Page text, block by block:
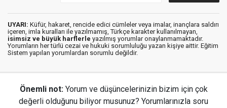
UYARI: Küfür, hakaret, rencide edici cümleler veya imalar, inançlara saldırı
içeren, imla kuralları ile yazılmamış, Türkçe karakter kullanılmayan,
isimsiz ve büyük harflerle yazılmış yorumlar onaylanmamaktadır.
Yorumların her türlü cezai ve hukuki sorumluluğu yazan kişiye aittir. Eğitim
Sistem yapılan yorumlardan sorumlu değildir.
Önemli not: Yorum ve düşüncelerinizin bizim için çok
değerli olduğunu biliyor musunuz? Yorumlarınızla soru